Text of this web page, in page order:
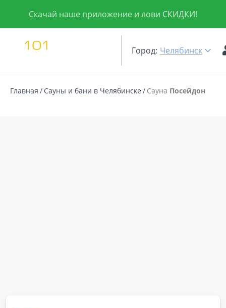
Скачай наше приложение и лови СКИДКИ!
Город: Челябинск
Главная Сауны и бани в Челябинске Сауна Посейдон